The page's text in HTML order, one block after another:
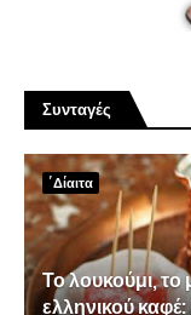
Συνταγές
΄Δίαιτα
Το λουκούμι, το
ελληνικού